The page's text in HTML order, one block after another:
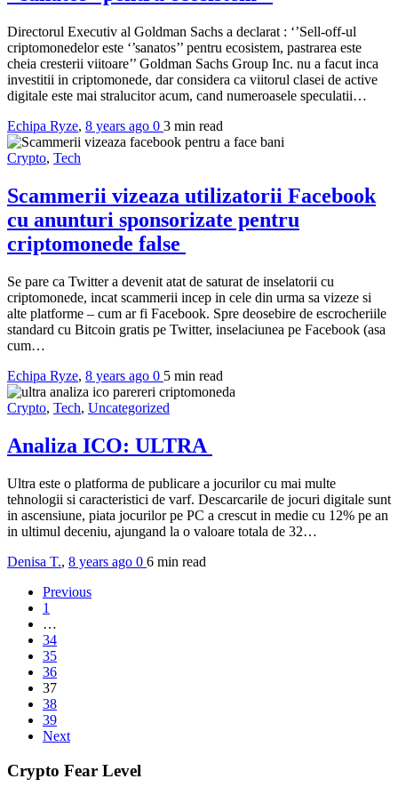
Directorul Executiv al Goldman Sachs a declarat : ‘’Sell-off-ul
criptomonedelor este ‘’sanatos’’ pentru ecosistem, pastrarea este
cheia cresterii viitoare’’ Goldman Sachs Group Inc. nu a facut inca
investitii in criptomonede, dar considera ca viitorul clasei de active
digitale este mai stralucitor acum, cand numeroasele speculatii…
Echipa Ryze, 8 years ago 0 3 min read
Crypto, Tech
Scammerii vizeaza utilizatorii Facebook
cu anunturi sponsorizate pentru
criptomonede false
Se pare ca Twitter a devenit atat de saturat de inselatorii cu
criptomonede, incat scammerii incep in cele din urma sa vizeze si
alte platforme – cum ar fi Facebook. Spre deosebire de escrocheriile
standard cu Bitcoin gratis pe Twitter, inselaciunea pe Facebook (asa
cum…
Echipa Ryze, 8 years ago 0 5 min read
Crypto, Tech, Uncategorized
Analiza ICO: ULTRA
Ultra este o platforma de publicare a jocurilor cu mai multe
tehnologii si caracteristici de varf. Descarcarile de jocuri digitale sunt
in ascensiune, piata jocurilor pe PC a crescut in medie cu 12% pe an
in ultimul deceniu, ajungand la o valoare totala de 32…
Denisa T., 8 years ago 0 6 min read
Previous
1
…
34
35
36
37
38
39
Next
Crypto Fear Level